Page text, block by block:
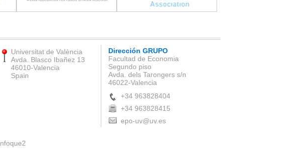
Universitat de València
Avda. Blasco Ibañez 13
46010-Valencia
Spain
Dirección GRUPO
Facultad de Economia
Segundo piso
Avda. dels Tarongers s/n
46022-Valencia
+34 963828404
+34 963828415
epo-uv@uv.es